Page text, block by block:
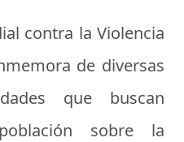
contra la Violencia
de diversas
que buscan
sobre la